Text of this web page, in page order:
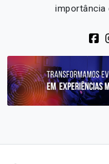
importância